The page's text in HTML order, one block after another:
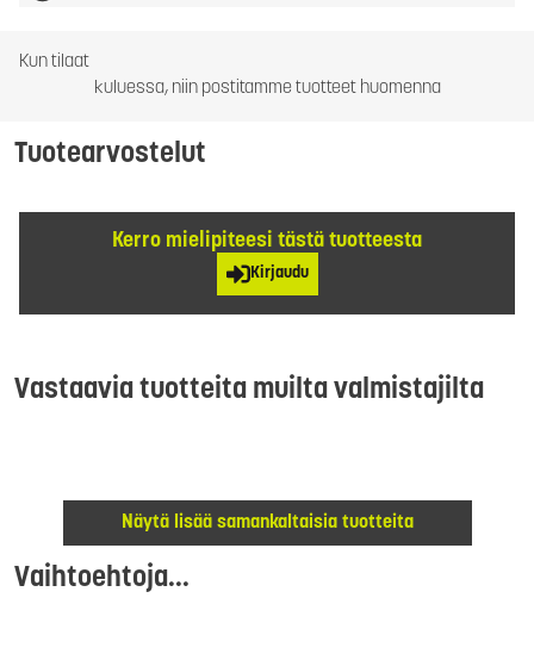
Kun tilaat
kuluessa, niin postitamme tuotteet huomenna
Tuotearvostelut
Kerro mielipiteesi tästä tuotteesta
Kirjaudu
Vastaavia tuotteita muilta valmistajilta
Näytä lisää samankaltaisia tuotteita
Vaihtoehtoja...